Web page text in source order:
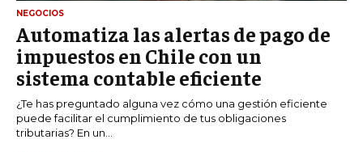
NEGOCIOS
Automatiza las alertas de pago de
impuestos en Chile con un
sistema contable eficiente
¿Te has preguntado alguna vez cómo una gestión eficiente
puede facilitar el cumplimiento de tus obligaciones
tributarias? En un...